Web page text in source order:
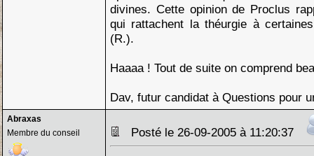
divines. Cette opinion de Proclus
qui rattachent la théurgie à
(R.).
Haaaa ! Tout de suite on comprend
Dav, futur candidat à Questions pour
Abraxas
Membre du conseil
Posté le 26-09-2005 à 11:20:37